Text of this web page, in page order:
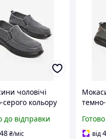
чоловічі
кольору
до відправки
48₴/міс від